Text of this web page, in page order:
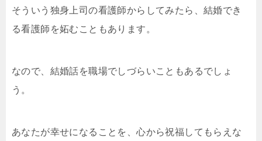
そういう独身上司の看護師からしてみたら、結婚でき
る看護師を妬むこともあります。
なので、結婚話を職場でしづらいこともあるでしょ
う。
あなたが幸せになることを、心から祝福してもらえな